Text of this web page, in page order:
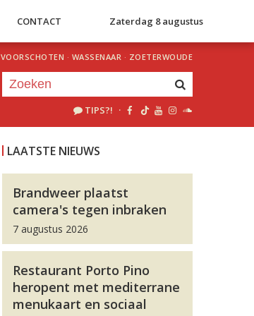
CONTACT Zaterdag 8 augustus
VOORSCHOTEN · WASSENAAR · ZOETERWOUDE
TIPS?! ·
LAATSTE NIEUWS
Brandweer plaatst
camera's tegen inbraken
7 augustus 2026
Restaurant Porto Pino
heropent met mediterrane
menukaart en sociaal